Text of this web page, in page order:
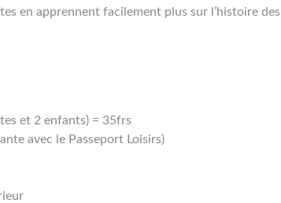
en apprennent facilement plus sur l’histoire des
et 2 enfants) = 35frs
avec le Passeport Loisirs)